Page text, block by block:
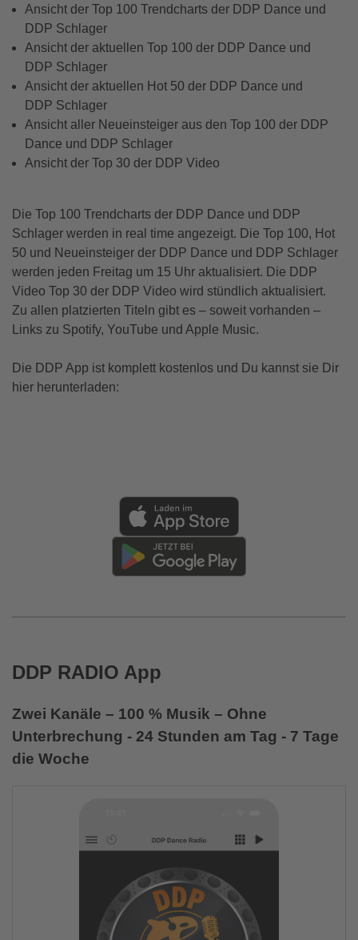
Ansicht der Top 100 Trendcharts der DDP Dance und
DDP Schlager
Ansicht der aktuellen Top 100 der DDP Dance und
DDP Schlager
Ansicht der aktuellen Hot 50 der DDP Dance und
DDP Schlager
Ansicht aller Neueinsteiger aus den Top 100 der DDP
Dance und DDP Schlager
Ansicht der Top 30 der DDP Video
Die Top 100 Trendcharts der DDP Dance und DDP
Schlager werden in real time angezeigt. Die Top 100, Hot
50 und Neueinsteiger der DDP Dance und DDP Schlager
werden jeden Freitag um 15 Uhr aktualisiert. Die DDP
Video Top 30 der DDP Video wird stündlich aktualisiert.
Zu allen platzierten Titeln gibt es – soweit vorhanden –
Links zu Spotify, YouTube und Apple Music.
Die DDP App ist komplett kostenlos und Du kannst sie Dir
hier herunterladen:
DDP RADIO App
Zwei Kanäle – 100 % Musik – Ohne
Unterbrechung - 24 Stunden am Tag - 7 Tage
die Woche